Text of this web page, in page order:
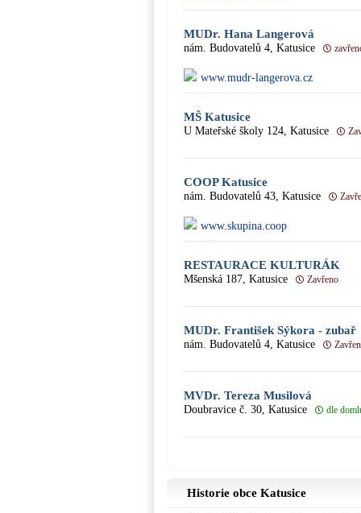
MUDr. Hana Langerová
nám. Budovatelů 4, Katusice
www.mudr-langerova.cz
MŠ Katusice
U Mateřské školy 124, Katusice
COOP Katusice
nám. Budovatelů 43, Katusice
www.skupina.coop
RESTAURACE KULTURÁK
Mšenská 187, Katusice Zavřeno
MUDr. František Sýkora - zubař
nám. Budovatelů 4, Katusice
MVDr. Tereza Musilová
Doubravice č. 30, Katusice dle
Historie obce Katusice